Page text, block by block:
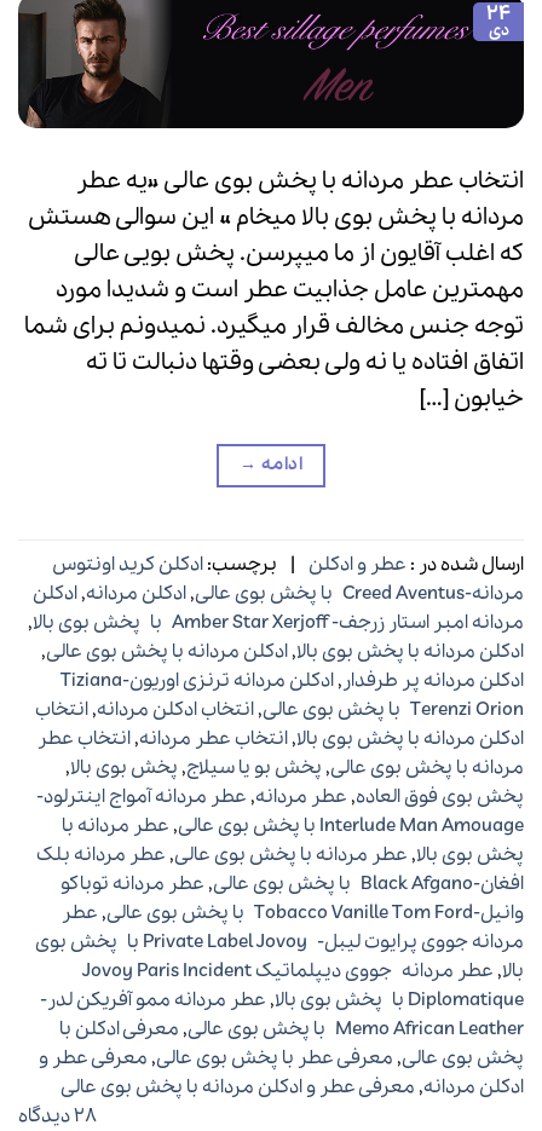
24
دی
انتخاب عطر مردانه با پخش بوی عالی «یه عطر
مردانه با پخش بوی بالا میخام » این سوالی هستش
که اغلب آقایون از ما میپرسن. پخش بویی عالی
مهمترین عامل جذابیت عطر است و شدیدا مورد
توجه جنس مخالف قرار میگیرد. نمیدونم برای شما
اتفاق افتاده یا نه ولی بعضی وقتها دنبالت تا ته
خیابون […]
ادامه →
ارسال شده در : عطر و ادکلن | برچسب:ادکلن کرید اونتوس
مردانه-Creed Aventus با پخش بوی عالی
,ادکلن مردانه,ادکلن
مردانه امبر استار زرجف- Amber Star Xerjoff با پخش بوی بالا
,
ادکلن مردانه با پخش بوی بالا,ادکلن مردانه با پخش بوی عالی,
ادکلن مردانه پر طرفدار ,
ادکلن مردانه ترنزی اوریون-Tiziana
Terenzi Orion با پخش بوی عالی
,انتخاب ادکلن مردانه,انتخاب
ادکلن مردانه با پخش بوی بالا,انتخاب عطر مردانه,انتخاب عطر
مردانه با پخش بوی عالی, پخش بو یا سیلاج, پخش بوی بالا,
پخش بوی فوق العاده, عطر مردانه, عطر مردانه آمواج اینترلود-
Interlude Man Amouage با پخش بوی عالی
, عطر مردانه با
پخش بوی بالا, عطر مردانه با پخش بوی عالی, عطر مردانه بلک
افغان-Black Afgano با پخش بوی عالی
, عطر مردانه توباکو
وانیل-Tobacco Vanille Tom Ford با پخش بوی عالی
, عطر
مردانه جووی پرایوت لیبل- Private Label Jovoy با پخش بوی
بالا,
عطر مردانه جووی دیپلماتیک Jovoy Paris Incident
Diplomatique با پخش بوی بالا
, عطر مردانه ممو آفریکن لدر-
Memo African Leather با پخش بوی عالی
, معرفی ادکلن با
پخش بوی عالی, معرفی عطر با پخش بوی عالی, معرفی عطر و
ادکلن مردانه, معرفی عطر و ادکلن مردانه با پخش بوی عالی
28 دیدگاه